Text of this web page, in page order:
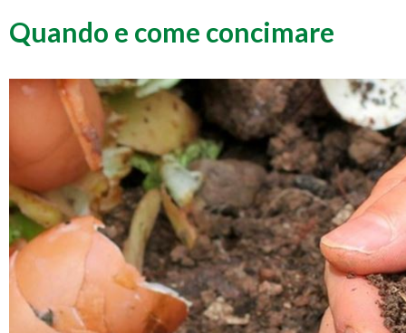
Quando e come concimare